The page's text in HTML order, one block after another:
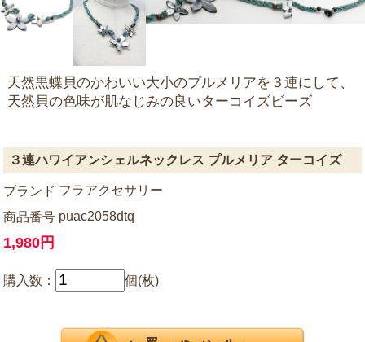
天然黒蝶貝のかわいい大小のプルメリアを３連にして、
天然貝の色味が肌なじみの良いターコイズビーズ
３連ハワイアンシェルネックレス プルメリア ターコイズ
ブランド フラアクセサリー
商品番号 puac2058dtq
1,980円
購入数： 個(枚)